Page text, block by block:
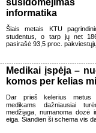
susidomėjimas
informatika
Šiais metais KTU
studentus, o tarp jų net
pasirašė 93,5 proc.
Medikai įspėja –
komos per kelias
Dar prieš kelerius metus
medikams dažniausiai
medžiaga, numanoma dozė
eiga. Šiandien ši schema vis